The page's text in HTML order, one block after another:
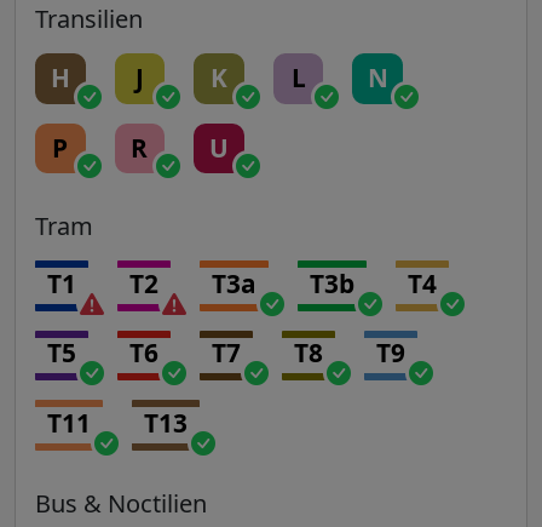
Transilien
H J K L N
P R U
Tram
T1 T2 T3a T3b T4
T5 T6 T7 T8 T9
T11 T13
Bus & Noctilien